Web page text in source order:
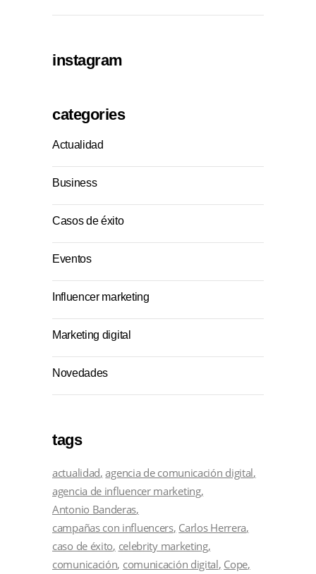
instagram
categories
Actualidad
Business
Casos de éxito
Eventos
Influencer marketing
Marketing digital
Novedades
tags
actualidad agencia de comunicación digital
agencia de influencer marketing
Antonio Banderas
campañas con influencers Carlos Herrera
caso de éxito celebrity marketing
comunicación comunicación digital Cope